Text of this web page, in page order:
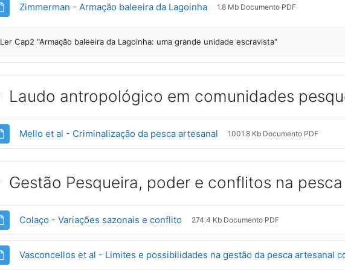
Zimmerman - Armação baleeira da LagoinhaArquivo
1.8 Mb Documento PDF
Ler Cap2 "Armação baleeira da Lagoinha: uma grande unidade escravista"
Laudo antropológico em comunidades
Mello et al - Criminalização da pesca artesanalArquivo
1001.8 Kb Documento PDF
Gestão Pesqueira, poder e conflitos na
Colaço - Variações sazonais e conflitoArquivo
274.4 Kb Documento PDF
Vasconcellos et al - Limites e possibilidades na gestão da pesca artesanal